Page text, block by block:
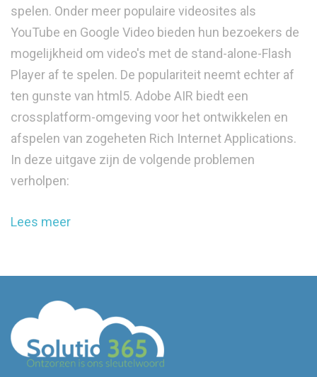
spelen. Onder meer populaire videosites als
YouTube en Google Video bieden hun bezoekers de
mogelijkheid om video's met de stand-alone-Flash
Player af te spelen. De populariteit neemt echter af
ten gunste van html5. Adobe AIR biedt een
crossplatform-omgeving voor het ontwikkelen en
afspelen van zogeheten Rich Internet Applications.
In deze uitgave zijn de volgende problemen
verholpen:
Lees meer